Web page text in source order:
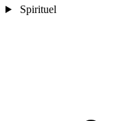
Spirituel